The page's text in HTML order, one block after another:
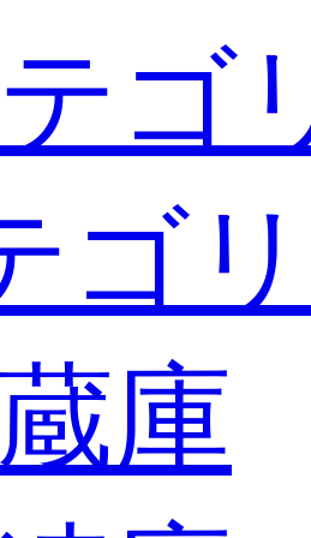
ゴ
ゴリ
庫